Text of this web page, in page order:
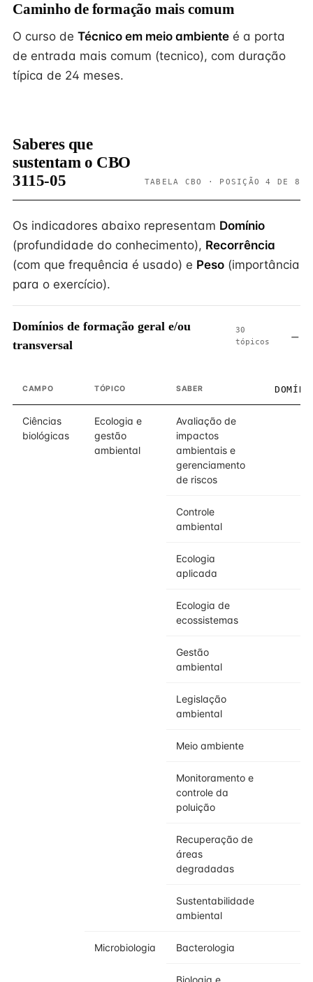
Caminho de formação mais comum
O curso de Técnico em meio ambiente é a porta
de entrada mais comum (tecnico), com duração
típica de 24 meses.
Saberes que
sustentam o CBO
3115-05
TABELA CBO · POSIÇÃO 4 DE 8
Os indicadores abaixo representam Domínio
(profundidade do conhecimento), Recorrência
(com que frequência é usado) e Peso (importância
para o exercício).
Domínios de formação geral e/ou
transversal
30
tópicos
CAMPO TÓPICO SABER
Ciências
biológicas
Ecologia e
gestão
ambiental
Avaliação de
impactos
ambientais e
gerenciamento
de riscos
Controle
ambiental
Ecologia
aplicada
Ecologia de
ecossistemas
Gestão
ambiental
Legislação
ambiental
Meio ambiente
Monitoramento e
controle da
poluição
Recuperação de
áreas
degradadas
Sustentabilidade
ambiental
Microbiologia Bacterologia
Biologia e